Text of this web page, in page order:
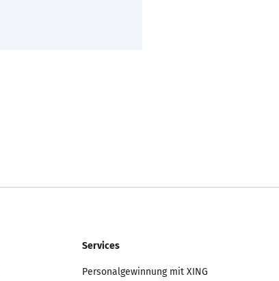
Services
Personalgewinnung mit XING